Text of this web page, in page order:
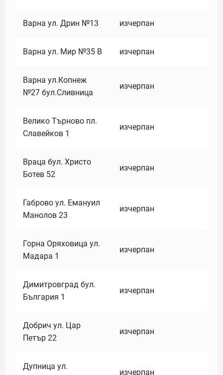
Варна ул. Дрин №13 изчерпан
Варна ул. Мир №35 В изчерпан
Варна ул.Копнеж
№27 бул.Сливница
изчерпан
Велико Търново пл.
Славейков 1
изчерпан
Враца бул. Христо
Ботев 52
изчерпан
Габрово ул. Емануил
Манолов 23
изчерпан
Горна Оряховица ул.
Мадара 1
изчерпан
Димитровград бул.
България 1
изчерпан
Добрич ул. Цар
Петър 22
изчерпан
Дупница ул.
изчерпан